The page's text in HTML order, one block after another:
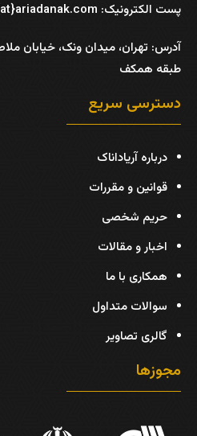
پست الکترونیک: info{at}ariadanak.com
آدرس:
طبقه همکف
دسترسی سریع
درباره آریاداناک
قوانین و مقررات
حریم شخصی
اخبار و مقالات
همکاری با ما
سوالات متداول
گالری تصاویر
مجوزها